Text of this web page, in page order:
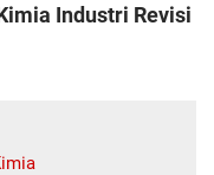
Industri Revisi